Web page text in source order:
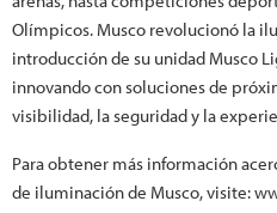
Olímpicos. Musco revolucionó la
introducción de su unidad Musco
innovando con soluciones de
visibilidad, la seguridad y la
Para obtener más información
de iluminación de Musco, visite: